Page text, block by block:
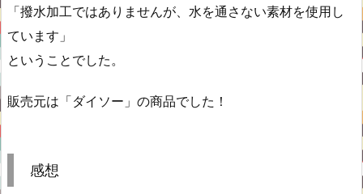
「撥水加工ではありませんが、水を通さない素材を使用し
ています」
ということでした。
販売元は「ダイソー」の商品でした！
感想